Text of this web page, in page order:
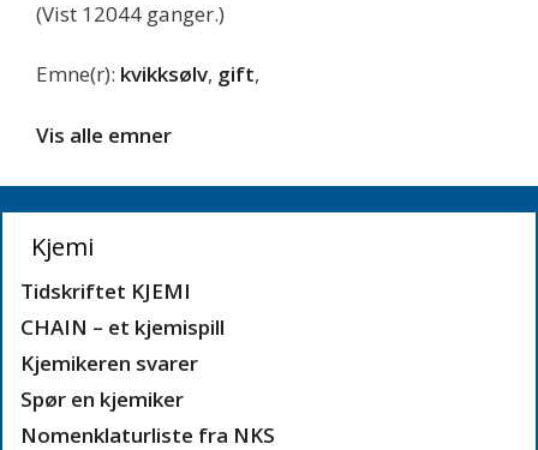
(Vist 12044 ganger.)
Emne(r): kvikksølv, gift,
Vis alle emner
Kjemi
Tidskriftet KJEMI
CHAIN – et kjemispill
Kjemikeren svarer
Spør en kjemiker
Nomenklaturliste fra NKS